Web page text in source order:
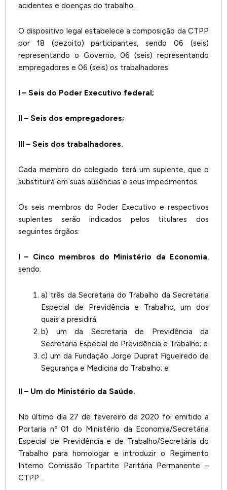
acidentes e doenças do trabalho.
O dispositivo legal estabelece a composição da CTPP
por 18 (dezoito) participantes, sendo 06 (seis)
representando o Governo, 06 (seis) representando
empregadores e 06 (seis) os trabalhadores.
I – Seis do Poder Executivo federal;
II – Seis dos empregadores;
III – Seis dos trabalhadores.
Cada membro do colegiado terá um suplente, que o
substituirá em suas ausências e seus impedimentos.
Os seis membros do Poder Executivo e respectivos
suplentes serão indicados pelos titulares dos
seguintes órgãos:
I – Cinco membros do Ministério da Economia,
sendo:
a) três da Secretaria do Trabalho da Secretaria
Especial de Previdência e Trabalho, um dos
quais a presidirá;
b) um da Secretaria de Previdência da
Secretaria Especial de Previdência e Trabalho; e
c) um da Fundação Jorge Duprat Figueiredo de
Segurança e Medicina do Trabalho; e
II – Um do Ministério da Saúde.
No último dia 27 de fevereiro de 2020 foi emitido a
Portaria nº 01 do Ministério da Economia/Secretária
Especial de Previdência e de Trabalho/Secretária do
Trabalho para homologar e introduzir o Regimento
Interno Comissão Tripartite Paritária Permanente –
CTPP .